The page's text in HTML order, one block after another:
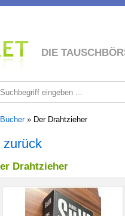
DIE
Bücher» Der Drahtzieher
zurück
Drahtzieher